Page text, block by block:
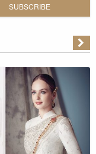
SUBSCRIBE